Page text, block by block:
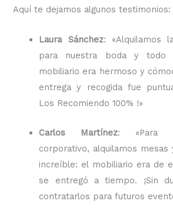
Aquí te dejamos algunos testimonios:
Laura Sánchez: «Alquilamos
para nuestra boda y todo
mobiliario era hermoso y
entrega y recogida fue
Los Recomiendo 100% !»
Carlos Martínez: «Para
corporativo, alquilamos
increíble: el mobiliario era de
se entregó a tiempo. ¡Sin
contratarlos para futuros